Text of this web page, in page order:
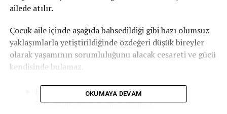
ailede atılır.
Çocuk aile içinde aşağıda bahsedildiği gibi bazı olumsuz
yaklaşımlarla yetiştirildiğinde özdeğeri düşük bireyler
olarak yaşamının sorumluluğunu alacak cesareti ve gücü
kendisinde bulamaz.
Hiçbir şeyi doğru düzgün yapamıyorsun! (
yetersizlik duygusu hissettirme)
OKUMAYA DEVAM